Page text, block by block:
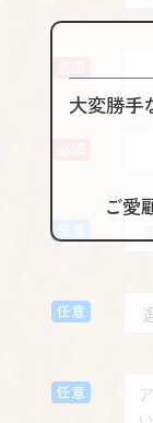
任意
任意
大変勝手
ご愛